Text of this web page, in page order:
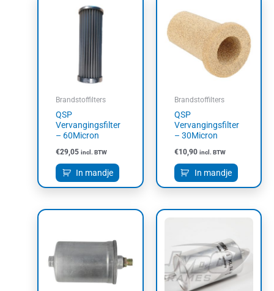
Brandstoffilters
QSP
Vervangingsfilter
– 60Micron
€29,05 incl. BTW
In mandje
Brandstoffilters
QSP
Vervangingsfilter
– 30Micron
€10,90 incl. BTW
In mandje